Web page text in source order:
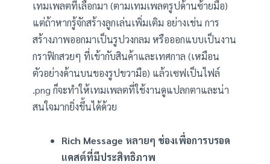
เทมเพลตที่เลือกมา (ตามเทมเพลตรูปด้านซ้ายมือ)
แต่ถ้าหากรู้จักสร้างลูกเล่นเพิ่มเติม อย่างเช่น การ
สร้างภาพออกมาเป็นรูปวงกลม หรือออกแบบเป็นงาน
กราฟิกสวยๆ ที่เข้ากับสินค้าและเทศกาล (เหมือน
ตัวอย่างด้านบนของรูปขวามือ) แล้วเซฟเป็นไฟล์
.png ก็จะทำให้เทมเพลตที่ใช้งานดูแปลกตาและน่า
สนใจมากยิ่งขึ้นได้ด้วย
Rich Message หลายๆ ช่องเพื่อการบรอด
แคสต์ที่มีประสิทธิภาพ